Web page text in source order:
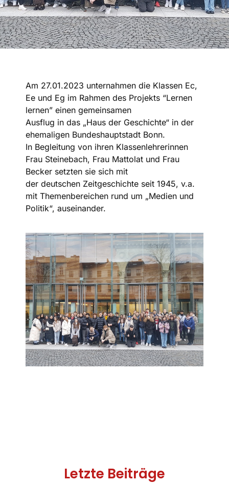
Am 27.01.2023 unternahmen die Klassen Ec,
Ee und Eg im Rahmen des Projekts “Lernen
lernen” einen gemeinsamen
Ausflug in das „Haus der Geschichte“ in der
ehemaligen Bundeshauptstadt Bonn.
In Begleitung von ihren Klassenlehrerinnen
Frau Steinebach, Frau Mattolat und Frau
Becker setzten sie sich mit
der deutschen Zeitgeschichte seit 1945, v.a.
mit Themenbereichen rund um „Medien und
Politik“, auseinander.
Letzte Beiträge